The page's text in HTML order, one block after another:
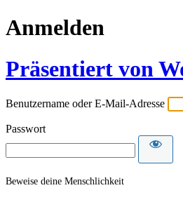
Anmelden
Präsentiert von
Benutzername oder E-Mail-Adresse
Passwort
Beweise deine Menschlichkeit